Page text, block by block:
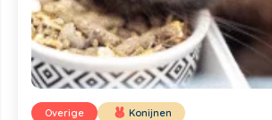
Overige Konijnen